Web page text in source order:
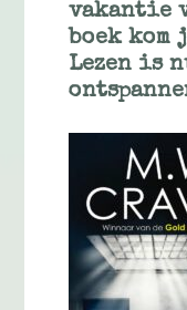
vakantie
boek
Lezen is